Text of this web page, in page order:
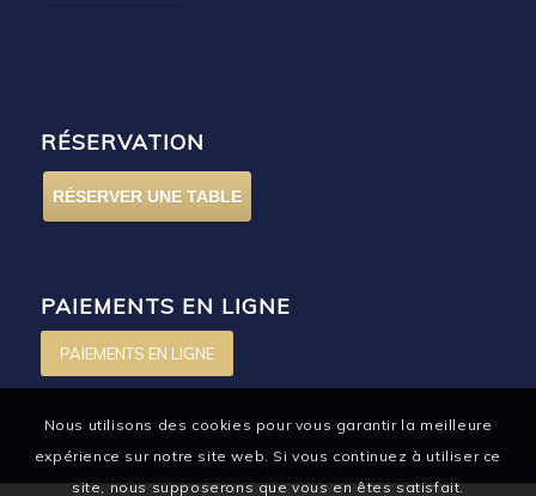
RÉSERVATION
RÉSERVER UNE TABLE
PAIEMENTS EN LIGNE
PAIEMENTS EN LIGNE
Nous utilisons des cookies pour vous garantir la meilleure
expérience sur notre site web. Si vous continuez à utiliser ce
site, nous supposerons que vous en êtes satisfait.